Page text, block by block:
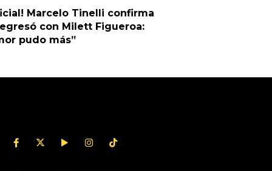
Marcelo Tinelli confirma
con Milett Figueroa:
pudo más”